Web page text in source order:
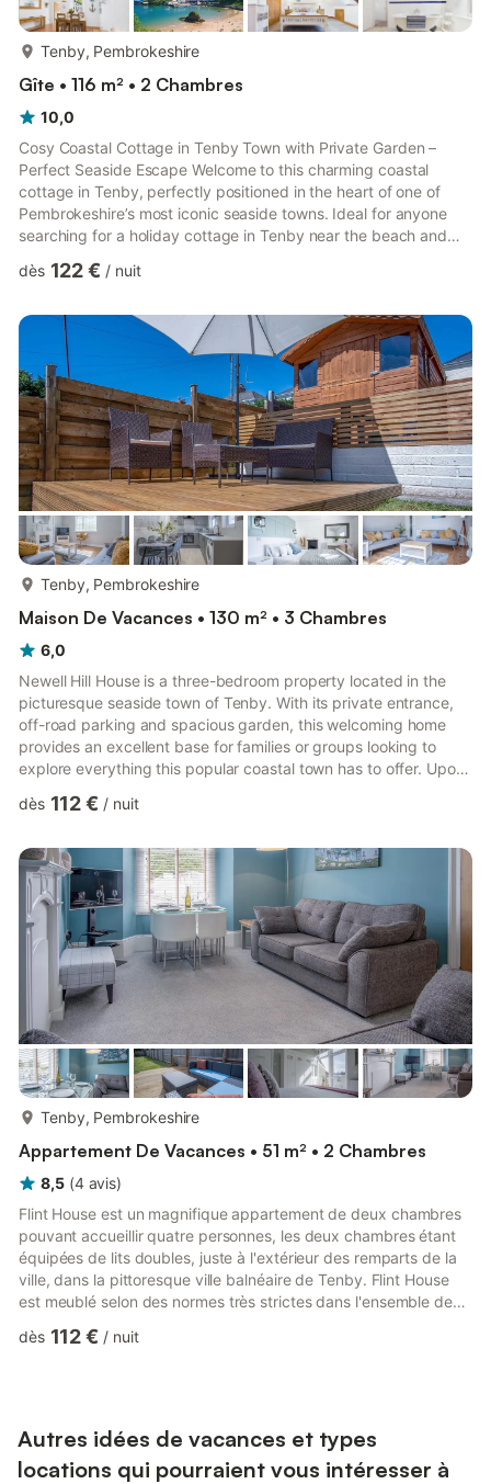
Tenby, Pembrokeshire
Gîte • 116 m² • 2 Chambres
10,0
Cosy Coastal Cottage in Tenby Town with Private Garden –
Perfect Seaside Escape Welcome to this charming coastal
cottage in Tenby, perfectly positioned in the heart of one of
Pembrokeshire’s most iconic seaside towns. Ideal for anyone
searching for a holiday cottage in Tenby near the beach and
character, and an unbeatable location just moments from
Tenby, renowned for its colourful harbour, golden sandy
beaches, and vibrant town centre, this cosy retreat provides
the perfe...
dès 122 € / nuit
Tenby, Pembrokeshire
Maison De Vacances • 130 m² • 3 Chambres
6,0
Newell Hill House is a three-bedroom property located in the
picturesque seaside town of Tenby. With its private entrance,
off-road parking and spacious garden, this welcoming home
provides an excellent base for families or groups looking to
explore everything this popular coastal town has to offer. Upon
kitchen and dining area, which is well equipped with everything
features a dining table where guests can gather to enjoy meals
together. Just off the kitchen on the ground floo...
dès 112 € / nuit
Tenby, Pembrokeshire
Appartement De Vacances • 51 m² • 2 Chambres
8,5 (4 avis)
Flint House est un magnifique appartement de deux chambres
pouvant accueillir quatre personnes, les deux chambres étant
équipées de lits doubles, juste à l'extérieur des remparts de la
ville, dans la pittoresque ville balnéaire de Tenby. Flint House
est meublé selon des normes très strictes dans l'ensemble de
deux canapés confortables pour se détendre et profiter de la
dès 112 € / nuit
Autres idées de vacances et types
locations qui pourraient vous intéresser à